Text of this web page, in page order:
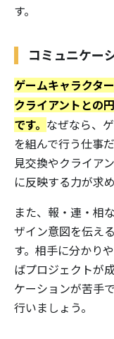
す。
コミュニケー
ゲームキャラクタ
クライアントとの
です。 なぜなら、
を組んで行う仕事
見交換やクライア
に反映する力が求め
また、報・連・相
ザイン意図を伝え
す。相手に分かり
ばプロジェクトが
ケーションが苦手
行いましょう。